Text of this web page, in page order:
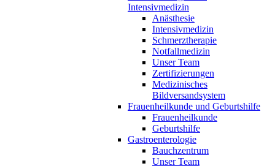
Intensivmedizin
Anästhesie
Intensivmedizin
Schmerztherapie
Notfallmedizin
Unser Team
Zertifizierungen
Medizinisches
Bildversandsystem
Frauenheilkunde und Geburtshilfe
Frauenheilkunde
Geburtshilfe
Gastroenterologie
Bauchzentrum
Unser Team